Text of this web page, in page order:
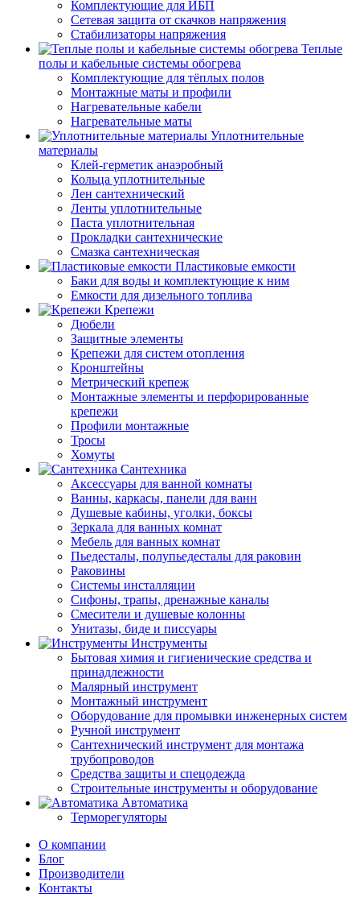
Комплектующие для ИБП
Сетевая защита от скачков напряжения
Стабилизаторы напряжения
Теплые
полы и кабельные системы обогрева
Комплектующие для тёплых полов
Монтажные маты и профили
Нагревательные кабели
Нагревательные маты
Уплотнительные
материалы
Клей-герметик анаэробный
Кольца уплотнительные
Лен сантехнический
Ленты уплотнительные
Паста уплотнительная
Прокладки сантехнические
Смазка сантехническая
Пластиковые емкости
Баки для воды и комплектующие к ним
Емкости для дизельного топлива
Крепежи
Дюбели
Защитные элементы
Крепежи для систем отопления
Кронштейны
Метрический крепеж
Монтажные элементы и перфорированные
крепежи
Профили монтажные
Тросы
Хомуты
Сантехника
Аксессуары для ванной комнаты
Ванны, каркасы, панели для ванн
Душевые кабины, уголки, боксы
Зеркала для ванных комнат
Мебель для ванных комнат
Пьедесталы, полупьедесталы для раковин
Раковины
Системы инсталляции
Сифоны, трапы, дренажные каналы
Смесители и душевые колонны
Унитазы, биде и писсуары
Инструменты
Бытовая химия и гигиенические средства и
принадлежности
Малярный инструмент
Монтажный инструмент
Оборудование для промывки инженерных систем
Ручной инструмент
Сантехнический инструмент для монтажа
трубопроводов
Средства защиты и спецодежда
Строительные инструменты и оборудование
Автоматика
Терморегуляторы
О компании
Блог
Производители
Контакты